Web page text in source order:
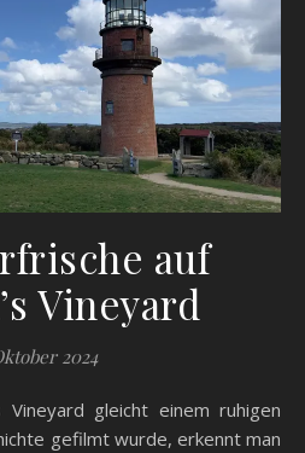
auf
Vineyard
2024
gefilmt wurde, erkennt man